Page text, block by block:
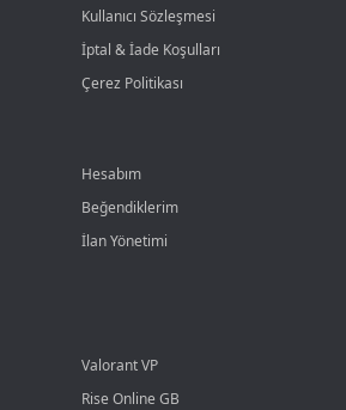
Kullanıcı Sözleşmesi
İptal & İade Koşulları
Çerez Politikası
Hesabım
Beğendiklerim
İlan Yönetimi
Valorant VP
Rise Online GB